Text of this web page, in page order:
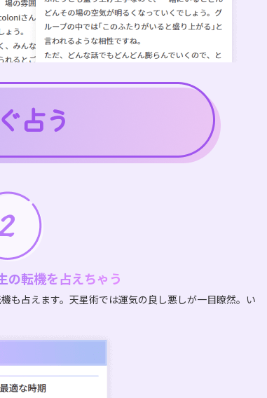
の転機を占えちゃう
も占えます。天星術では運気の良し悪しが一目瞭然。い